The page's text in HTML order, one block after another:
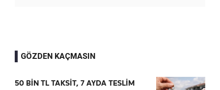
GÖZDEN KAÇMASIN
50 BİN TL TAKSİT, 7 AYDA TESLİM